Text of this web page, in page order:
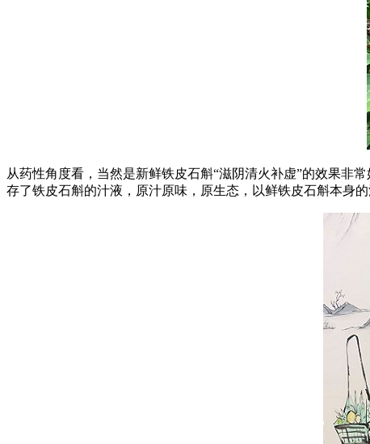
从药性角度看，当然是新鲜铁皮石斛“滋阴清火补虚”的效果非
存了铁皮石斛的汁液，原汁原味，原生态，以鲜铁皮石斛本身